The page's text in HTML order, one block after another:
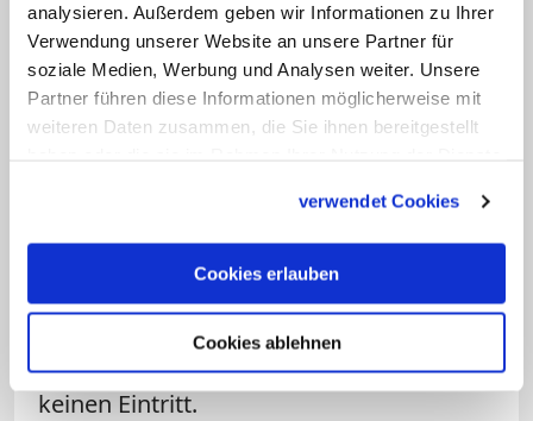
analysieren. Außerdem geben wir Informationen zu Ihrer
Verwendung unserer Website an unsere Partner für
soziale Medien, Werbung und Analysen weiter. Unsere
Partner führen diese Informationen möglicherweise mit
weiteren Daten zusammen, die Sie ihnen bereitgestellt
verwendet Cookies
Cookies erlauben
Cookies ablehnen
In Deutschland sind die meisten Kirchen
frei zugänglich.Eine Ausnahme ist etwa
der Berliner Dom. Ein
Kirche kostet 15 Euro. Im Ausland sind
Sagrada Família in Barcelona 26 Euro, der
Stephansdom in Wien 29 Euro. Die
bedeutendste Kirche des Katholizismus –
der Petersdom im Vatikan – kostet
keinen Eintritt.